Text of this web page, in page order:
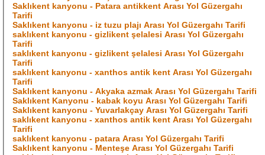
Saklıkent kanyonu - Patara antikkent Arası Yol Güzergahı
Tarifi
Saklıkent kanyonu - iz tuzu plajı Arası Yol Güzergahı Tarifi
saklıkent kanyonu - gizlikent şelalesi Arası Yol Güzergahı
Tarifi
saklıkent kanyonu - gizlikent şelalesi Arası Yol Güzergahı
Tarifi
saklıkent kanyonu - xanthos antik kent Arası Yol Güzergahı
Tarifi
Saklıkent kanyonu - Akyaka azmak Arası Yol Güzergahı Tarifi
Saklıkent Kanyonu - kabak koyu Arası Yol Güzergahı Tarifi
Saklıkent kanyonu - Yuvarlakçay Arası Yol Güzergahı Tarifi
saklıkent kanyonu - xanthos antik kent Arası Yol Güzergahı
Tarifi
saklıkent kanyonu - patara Arası Yol Güzergahı Tarifi
Saklıkent kanyonu - Menteşe Arası Yol Güzergahı Tarifi